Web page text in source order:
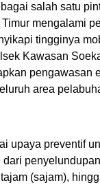
salah satu
mengalami
tingginya
Kawasan
pengawasan
area
upaya preventif
(sajam),